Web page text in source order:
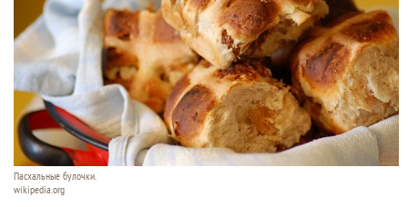
Пасхальные булочки.
wikipedia.org